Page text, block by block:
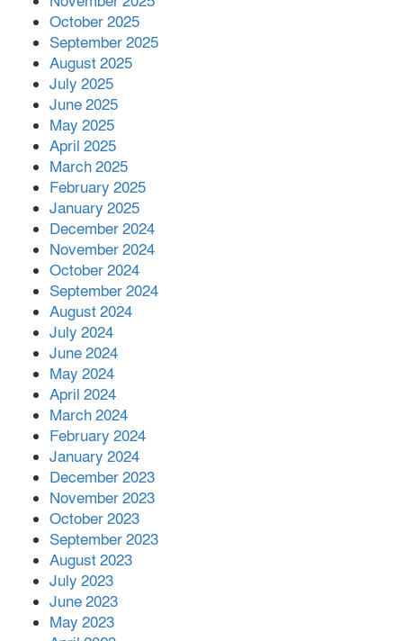
October 2025
September 2025
August 2025
July 2025
June 2025
May 2025
April 2025
March 2025
February 2025
January 2025
December 2024
November 2024
October 2024
September 2024
August 2024
July 2024
June 2024
May 2024
April 2024
March 2024
February 2024
January 2024
December 2023
November 2023
October 2023
September 2023
August 2023
July 2023
June 2023
May 2023